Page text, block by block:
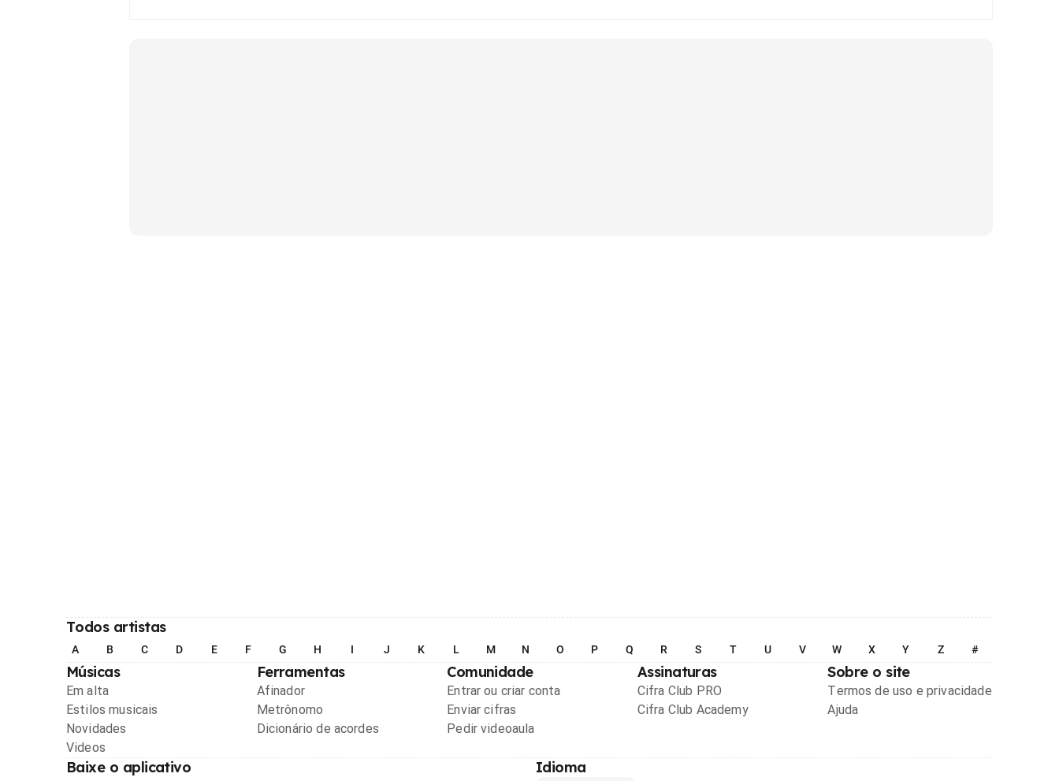
Todos artistas
A B C D E F G H I J K L M N O P Q R S T U V W X Y Z #
Músicas
Em alta
Estilos musicais
Novidades
Videos
Ferramentas
Afinador
Metrônomo
Dicionário de acordes
Comunidade
Entrar ou criar conta
Enviar cifras
Pedir videoaula
Assinaturas
Cifra Club PRO
Cifra Club Academy
Sobre o site
Termos de uso e privacidade
Ajuda
Baixe o aplicativo Idioma